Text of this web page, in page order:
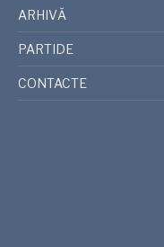
ARHIVĂ
PARTIDE
CONTACTE